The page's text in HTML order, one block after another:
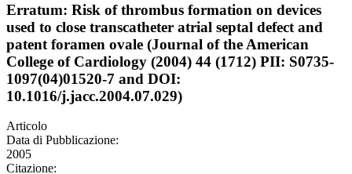
Erratum: Risk of thrombus formation on devices
used to close transcatheter atrial septal defect and
patent foramen ovale (Journal of the American
College of Cardiology (2004) 44 (1712) PII: S0735-
1097(04)01520-7 and DOI:
10.1016/j.jacc.2004.07.029)
Articolo
Data di Pubblicazione:
2005
Citazione: